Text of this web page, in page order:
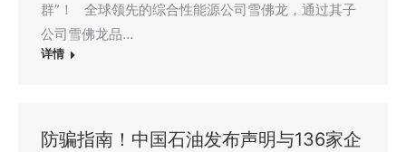
群”！ 全球领先的综合性能源公司雪佛龙，通过其子
公司雪佛龙品…
详情
防骗指南！中国石油发布声明与136家企